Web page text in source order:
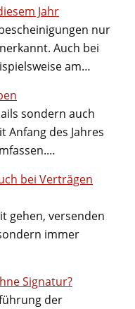
Jahr
nur
Auch bei
am…
sondern auch
Anfang des Jahres
bei Verträgen
gehen, versenden
immer
Signatur?
der